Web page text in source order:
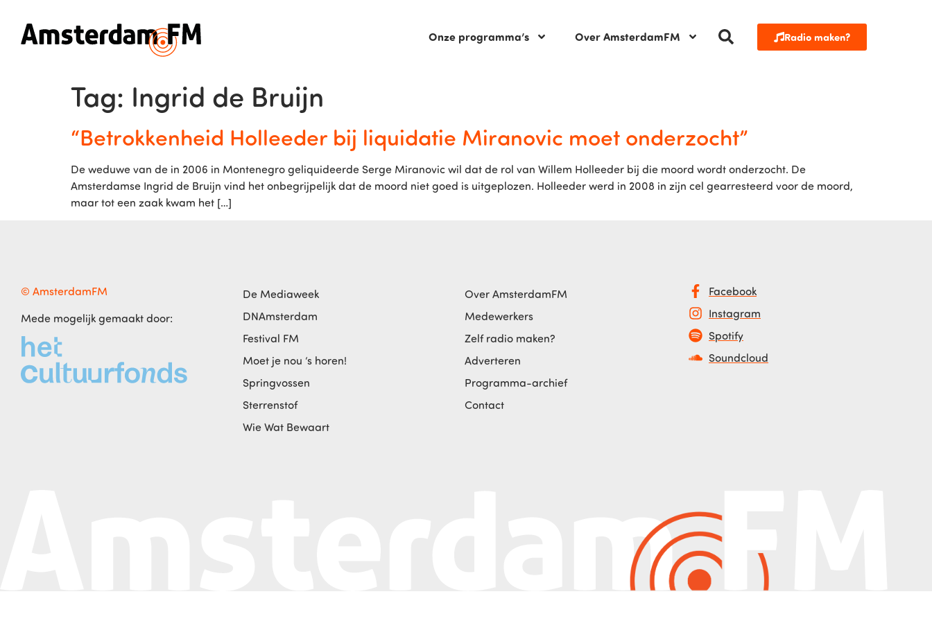
Onze programma’s Over AmsterdamFM Radio maken?
Tag: Ingrid de Bruijn
“Betrokkenheid Holleeder bij liquidatie Miranovic moet onderzocht”
De weduwe van de in 2006 in Montenegro geliquideerde Serge Miranovic wil dat de rol van Willem Holleeder bij die moord wordt onderzocht. De
Amsterdamse Ingrid de Bruijn vind het onbegrijpelijk dat de moord niet goed is uitgeplozen. Holleeder werd in 2008 in zijn cel gearresteerd voor de moord,
maar tot een zaak kwam het […]
© AmsterdamFM
Mede mogelijk gemaakt door:
De Mediaweek
DNAmsterdam
Festival FM
Moet je nou ‘s horen!
Springvossen
Sterrenstof
Wie Wat Bewaart
Over AmsterdamFM
Medewerkers
Zelf radio maken?
Adverteren
Programma-archief
Contact
Facebook
Instagram
Spotify
Soundcloud